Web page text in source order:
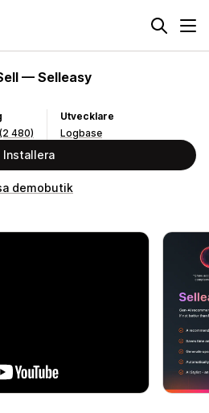
— Selleasy
(2 480)
Utvecklare
Logbase
Installera
demobutik